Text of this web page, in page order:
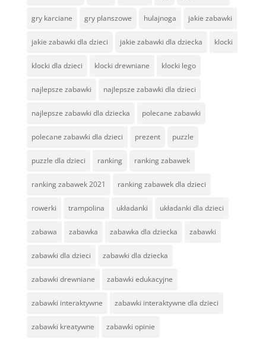
gry karciane gry planszowe hulajnoga jakie zabawki
jakie zabawki dla dzieci jakie zabawki dla dziecka klocki
klocki dla dzieci klocki drewniane klocki lego
najlepsze zabawki najlepsze zabawki dla dzieci
najlepsze zabawki dla dziecka polecane zabawki
polecane zabawki dla dzieci prezent puzzle
puzzle dla dzieci ranking ranking zabawek
ranking zabawek 2021 ranking zabawek dla dzieci
rowerki trampolina układanki układanki dla dzieci
zabawa zabawka zabawka dla dziecka zabawki
zabawki dla dzieci zabawki dla dziecka
zabawki drewniane zabawki edukacyjne
zabawki interaktywne zabawki interaktywne dla dzieci
zabawki kreatywne zabawki opinie